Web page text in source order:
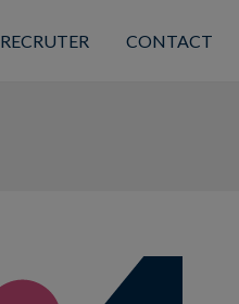
RECRUTER CONTACT